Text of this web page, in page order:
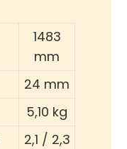
1483
mm
24 mm
5,10 kg
2,1 / 2,3